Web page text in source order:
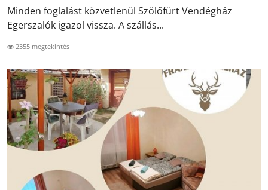
Minden foglalást közvetlenül Szőlőfürt Vendégház
Egerszalók igazol vissza. A szállás...
2355 megtekintés